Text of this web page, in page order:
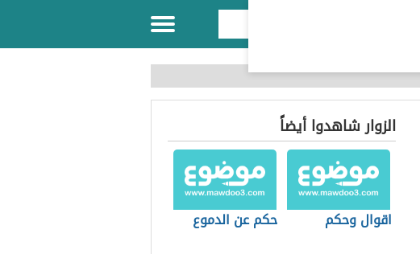
الزوار شاهدوا أيضاً
اقوال وحكم حكم عن الدموع